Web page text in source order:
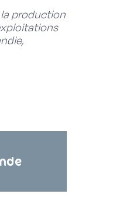
la production